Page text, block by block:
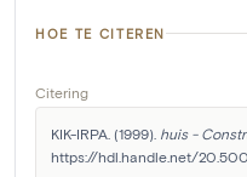
HOE TE CITEREN
Citering
KIK-IRPA. (1999). huis -
https://hdl.handle.net/